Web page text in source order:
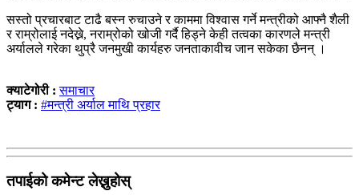
सस्तो प्रचारबाट टाढै बस्न रुचाउने र काममा विश्वास गर्ने मन्त्रीको आफ्नै शैली
र राम्रोलाई नदेख्ने, नराम्रोको खोजी गर्दै हिड्ने केही तत्वका कारणले मन्त्री
अर्यालले गरेका थुप्रै जनमुखी कार्यहरु जनताकावीच जान सकेका छैनन् ।
क्याटेगोरी :समाचार
ट्याग : #मन्त्री अर्याल माथि प्रहार
तपाईको कमेन्ट लेख्नुहोस्